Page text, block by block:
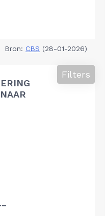
Bron: CBS (28-01-2026)
Filters